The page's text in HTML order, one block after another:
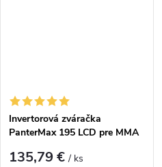
Invertorová zváračka
PanterMax 195 LCD pre MMA
135,79 €/ ks